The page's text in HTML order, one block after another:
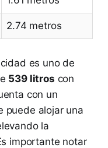
2.74 metros
es uno de
539 litros con
con un
puede alojar una
la
importante notar